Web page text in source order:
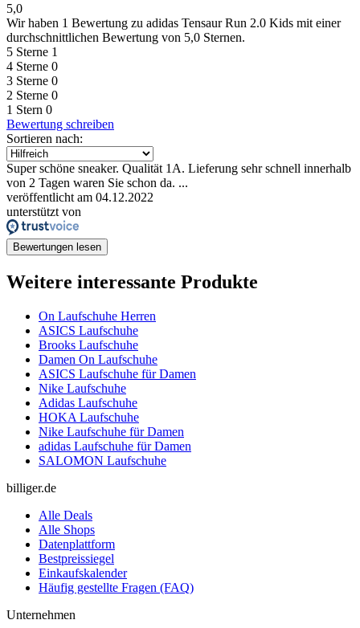
5,0
Wir haben 1 Bewertung zu adidas Tensaur Run 2.0 Kids mit einer
durchschnittlichen Bewertung von 5,0 Sternen.
5 Sterne 1
4 Sterne 0
3 Sterne 0
2 Sterne 0
1 Stern 0
Bewertung schreiben
Sortieren nach:
Super schöne sneaker. Qualität 1A. Lieferung sehr schnell innerhalb
von 2 Tagen waren Sie schon da. ...
veröffentlicht am 04.12.2022
unterstützt von
Bewertungen lesen
Weitere interessante Produkte
On Laufschuhe Herren
ASICS Laufschuhe
Brooks Laufschuhe
Damen On Laufschuhe
ASICS Laufschuhe für Damen
Nike Laufschuhe
Adidas Laufschuhe
HOKA Laufschuhe
Nike Laufschuhe für Damen
adidas Laufschuhe für Damen
SALOMON Laufschuhe
billiger.de
Alle Deals
Alle Shops
Datenplattform
Bestpreissiegel
Einkaufskalender
Häufig gestellte Fragen (FAQ)
Unternehmen